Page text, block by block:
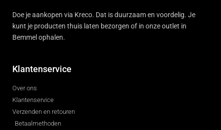
Doe je aankopen via Kreco. Dat is duurzaam en voordelig. Je
kunt je producten thuis laten bezorgen of in onze outlet in
Bemmel ophalen.
Klantenservice
Over ons
Klantenservice
Verzenden en retouren
Betaalmethoden